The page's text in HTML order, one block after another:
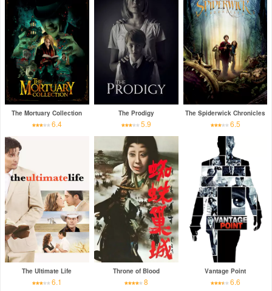
The Mortuary Collection
6.4
The Prodigy
5.9
The Spiderwick Chronicles
6.5
The Ultimate Life
6.1
Throne of Blood
8
Vantage Point
6.6